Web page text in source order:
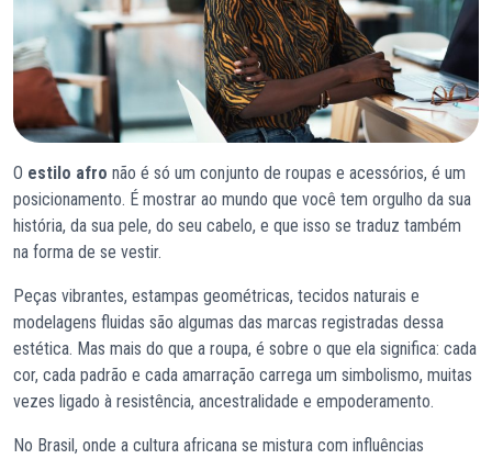
O estilo afro não é só um conjunto de roupas e acessórios, é um
posicionamento. É mostrar ao mundo que você tem orgulho da sua
história, da sua pele, do seu cabelo, e que isso se traduz também
na forma de se vestir.
Peças vibrantes, estampas geométricas, tecidos naturais e
modelagens fluidas são algumas das marcas registradas dessa
estética. Mas mais do que a roupa, é sobre o que ela significa: cada
cor, cada padrão e cada amarração carrega um simbolismo, muitas
vezes ligado à resistência, ancestralidade e empoderamento.
No Brasil, onde a cultura africana se mistura com influências